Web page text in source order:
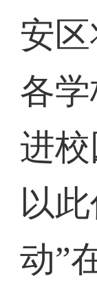
安
各
进
以
动”